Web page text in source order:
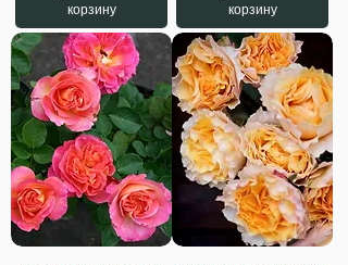
корзину
корзину